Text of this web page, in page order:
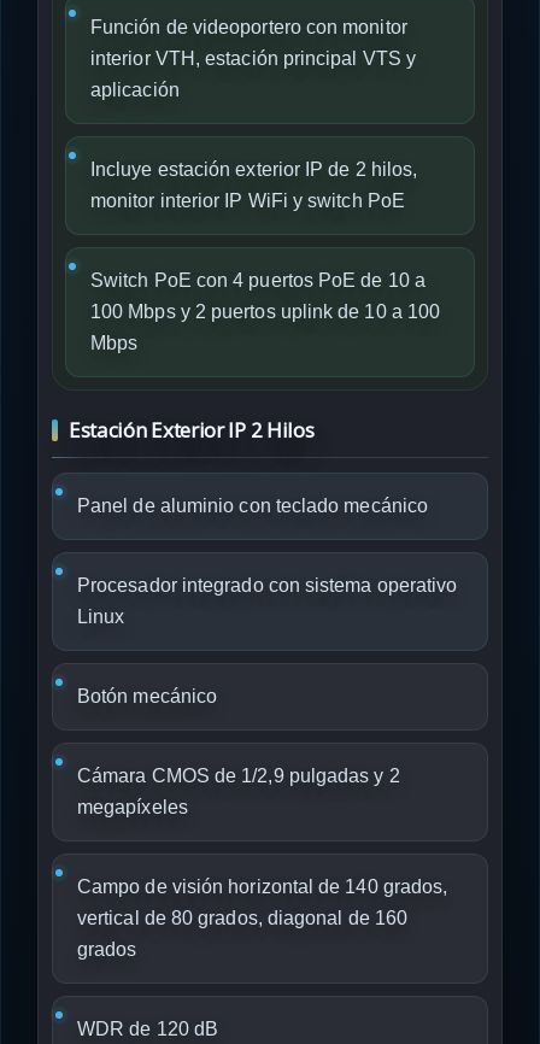
Función de videoportero con monitor
interior VTH, estación principal VTS y
aplicación
Incluye estación exterior IP de 2 hilos,
monitor interior IP WiFi y switch PoE
Switch PoE con 4 puertos PoE de 10 a
100 Mbps y 2 puertos uplink de 10 a 100
Mbps
Estación Exterior IP 2 Hilos
Panel de aluminio con teclado mecánico
Procesador integrado con sistema operativo
Linux
Botón mecánico
Cámara CMOS de 1/2,9 pulgadas y 2
megapíxeles
Campo de visión horizontal de 140 grados,
vertical de 80 grados, diagonal de 160
grados
WDR de 120 dB